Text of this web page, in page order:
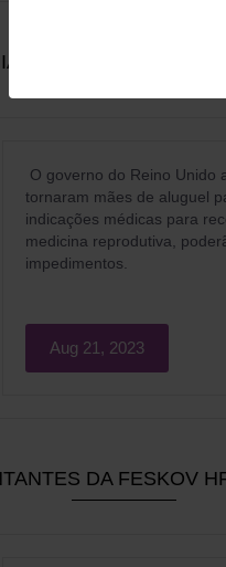
PODERÃO
O governo do Reino Unido
tornaram mães de aluguel
indicações médicas para
medicina reprodutiva,
impedimentos.
Aug 21, 2023
DA FESKOV